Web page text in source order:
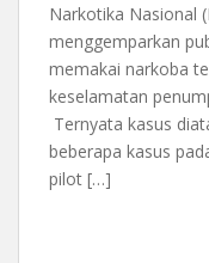
Narkotika Nasional
menggemparkan
memakai narkoba
keselamatan
Ternyata kasus
beberapa kasus
pilot […]